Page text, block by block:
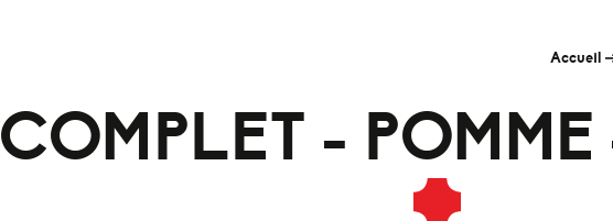
Accueil
COMPLET -